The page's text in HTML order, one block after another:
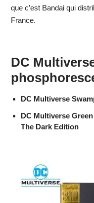
que c’est Bandai qui
France.
DC
DC Multiverse
DC Multiverse
The Dark Edition